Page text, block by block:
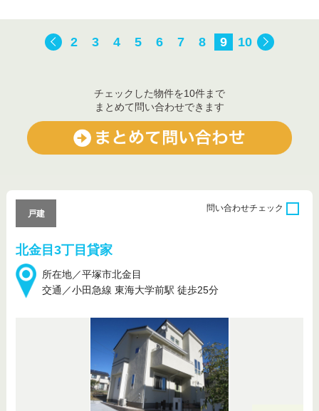
2 3 4 5 6 7 8 9 10
チェックした物件を10件まで
まとめて問い合わせできます
北金目3丁目貸家
所在地／平塚市北金目
交通／小田急線 東海大学前駅 徒歩25分
戸建
問い合わせチェック